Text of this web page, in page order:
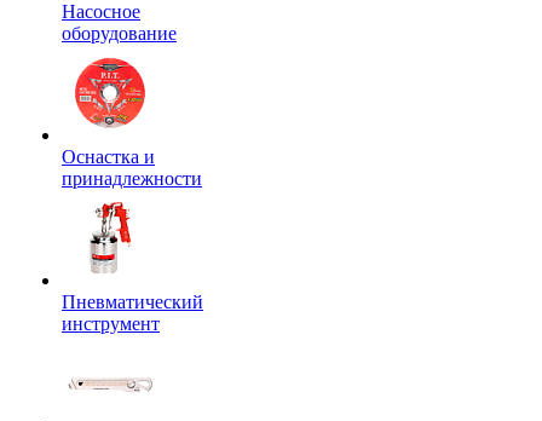
Насосное
оборудование
Оснастка и
принадлежности
Пневматический
инструмент